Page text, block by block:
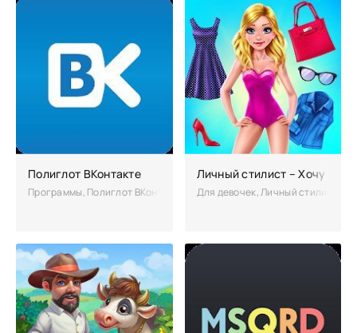
Полиглот ВКонтакте
Программы, Полиглот ВКонтакте – бесплатный клиент для работы
Личный стилист – Хочу
Для девочек, Личный стилист –